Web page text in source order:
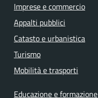
Imprese e commercio
Appalti pubblici
Catasto e urbanistica
Turismo
Mobilità e trasporti
Educazione e formazione